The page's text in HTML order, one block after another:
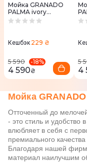
Мойка GRANADO
PALMA ivory
(620*435mm.)
Кешбэк 229 ₴
5 590 -18%
4 590₴
5
4
Мойка
Отточенный до
- это стиль и удобство
влюбляет в себя с
премиального
Благодаря нашей
материал наилучшим